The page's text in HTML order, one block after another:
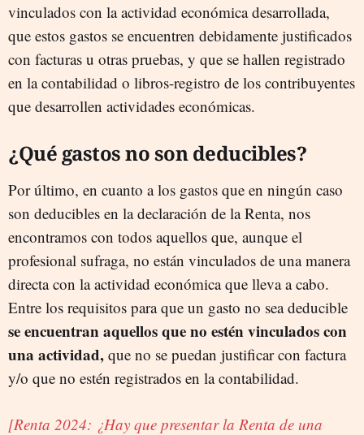
vinculados con la actividad económica desarrollada,
que estos gastos se encuentren debidamente justificados
con facturas u otras pruebas, y que se hallen registrado
en la contabilidad o libros-registro de los contribuyentes
que desarrollen actividades económicas.
¿Qué gastos no son deducibles?
Por último, en cuanto a los gastos que en ningún caso
son deducibles en la declaración de la Renta, nos
encontramos con todos aquellos que, aunque el
profesional sufraga, no están vinculados de una manera
directa con la actividad económica que lleva a cabo.
Entre los requisitos para que un gasto no sea deducible
seencuentran aquellos que no estén vinculados con
una actividad, que no se puedan justificar con factura
y/o que no estén registrados en la contabilidad.
[Renta 2024: ¿Hay que presentar la Renta de una